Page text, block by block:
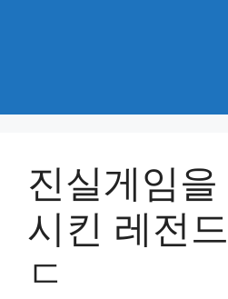
진실게임
시킨 레전
ㄷ